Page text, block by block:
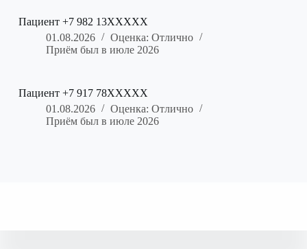
Пациент +7 982 13XXXXX
01.08.2026
Оценка: Отлично
Приём был в июле 2026
Пациент +7 917 78XXXXX
01.08.2026
Оценка: Отлично
Приём был в июле 2026